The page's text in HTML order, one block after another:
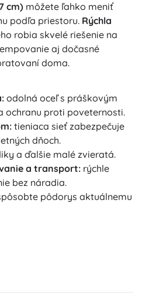
cm) môžete ľahko meniť
podľa priestoru. Rýchla
robia skvelé riešenie na
aj dočasné
doma.
odolná oceľ s práškovým
ochranu proti poveternosti.
tieniaca sieť zabezpečuje
dňoch.
a ďalšie malé zvieratá.
a transport: rýchle
bez náradia.
pôdorys aktuálnemu